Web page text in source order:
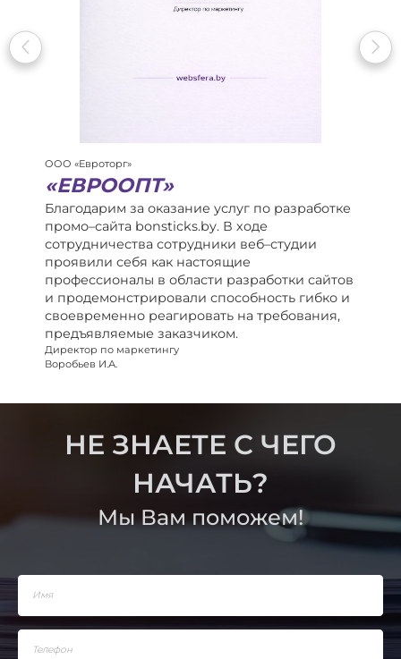
ООО «Евроторг»
«ЕВРООПТ»
Благодарим за оказание услуг по разработке
промо–сайта bonsticks.by. В ходе
сотрудничества сотрудники веб–студии
проявили себя как настоящие
профессионалы в области разработки сайтов
и продемонстрировали способность гибко и
своевременно реагировать на требования,
предъявляемые заказчиком.
Директор по маркетингу
Воробьев И.А.
НЕ ЗНАЕТЕ С ЧЕГО
НАЧАТЬ?
Мы Вам поможем!